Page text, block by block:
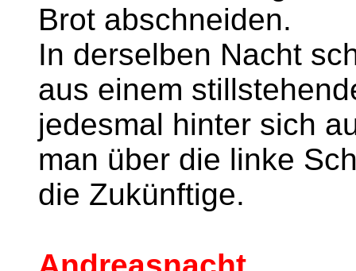
Brot abschneiden.
In derselben Nacht
aus einem
jedesmal hinter sich
man über die linke
die Zukünftige.